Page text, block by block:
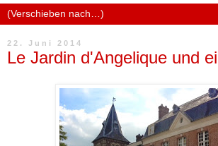
22. Juni 2014
Le Jardin d'Angelique und